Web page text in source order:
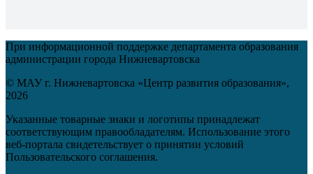
При информационной поддержке департамента образования
администрации города Нижневартовска
© МАУ г. Нижневартовска «Центр развития образования»,
2026
Указанные товарные знаки и логотипы принадлежат
соответствующим правообладателям. Использование этого
веб-портала свидетельствует о принятии условий
Пользовательского соглашения.